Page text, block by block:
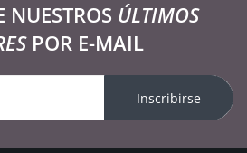
NUESTROS ÚLTIMOS
POR E-MAIL
Inscribirse